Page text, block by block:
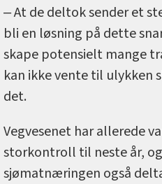
‒ At de deltok sender et
bli en løsning på dette
skape potensielt mange
kan ikke vente til ulykken
det.
Vegvesenet har allerede
storkontroll til neste år,
sjømatnæringen også